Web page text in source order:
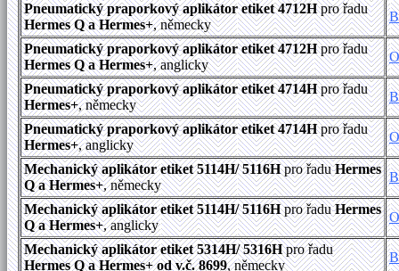
Pneumatický praporkový aplikátor etiket 4712Hpro řadu
Hermes Q a Hermes+, německy
Pneumatický praporkový aplikátor etiket 4712Hpro řadu
Hermes Q a Hermes+, anglicky
Pneumatický praporkový aplikátor etiket 4714Hpro řadu
Hermes+, německy
Pneumatický praporkový aplikátor etiket 4714Hpro řadu
Hermes+, anglicky
Mechanický aplikátor etiket 5114H/ 5116Hpro řaduHermes
Q a Hermes+, německy
Mechanický aplikátor etiket 5114H/ 5116Hpro řaduHermes
Q a Hermes+, anglicky
Mechanický aplikátor etiket 5314H/ 5316Hpro řadu
Hermes Q a Hermes+ od v.č. 8699, německy